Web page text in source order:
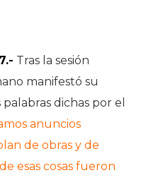
Tras la sesión
manifestó su
dichas por el
anuncios
de obras y de
esas cosas fueron